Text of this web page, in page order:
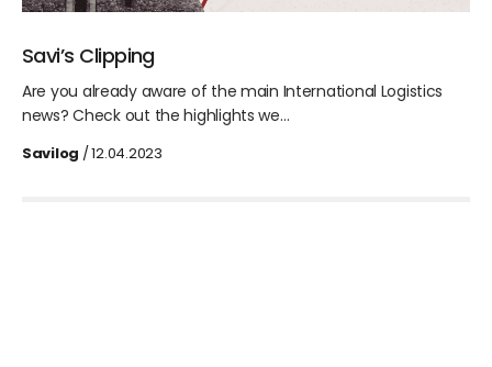
Savi’s Clipping
Are you already aware of the main International Logistics
news? Check out the highlights we…
Savilog / 12.04.2023